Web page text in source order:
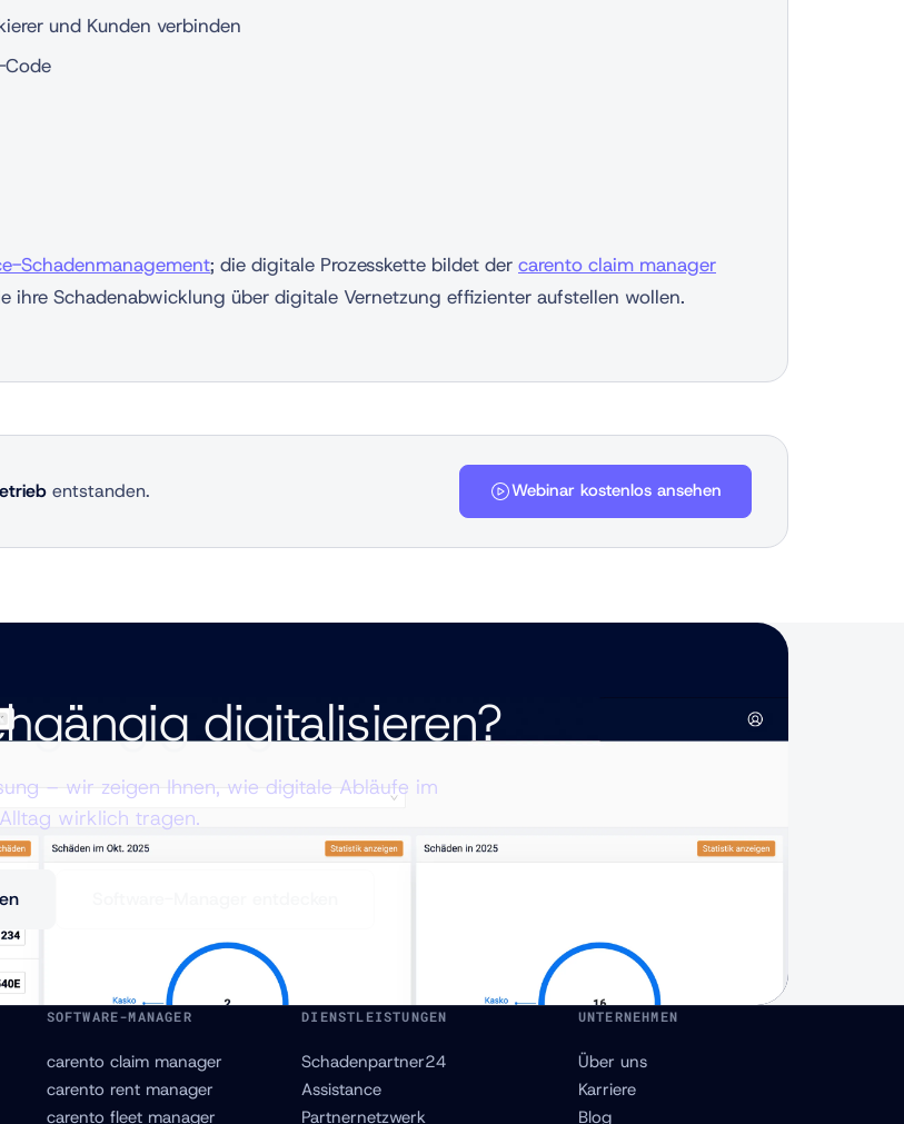
und Kunden verbinden
Code
Schadenmanagement; die digitale Prozesskette bildet der carento claim manager
ihre Schadenabwicklung über digitale Vernetzung effizienter aufstellen wollen.
entstanden. Webinar kostenlos ansehen
digitalisieren?
– wir zeigen Ihnen, wie digitale Abläufe im
Alltag wirklich tragen.
SOFTWARE-MANAGER
carento claim manager
carento rent manager
carento fleet manager
DIENSTLEISTUNGEN
Schadenpartner24
Assistance
Partnernetzwerk
UNTERNEHMEN
Über uns
Karriere
Blog